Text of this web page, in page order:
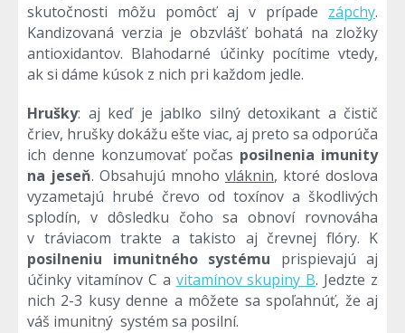
skutočnosti môžu pomôcť aj v prípade zápchy.
Kandizovaná verzia je obzvlášť bohatá na zložky
antioxidantov. Blahodarné účinky pocítime vtedy,
ak si dáme kúsok z nich pri každom jedle.
Hrušky: aj keď je jablko silný detoxikant a čistič
čriev, hrušky dokážu ešte viac, aj preto sa odporúča
ich denne konzumovať počas posilnenia imunity
na jeseň. Obsahujú mnoho vláknin, ktoré doslova
vyzametajú hrubé črevo od toxínov a škodlivých
splodín, v dôsledku čoho sa obnoví rovnováha
v tráviacom trakte a takisto aj črevnej flóry. K
posilneniu imunitného systému prispievajú aj
účinky vitamínov C a vitamínov skupiny B. Jedzte z
nich 2-3 kusy denne a môžete sa spoľahnúť, že aj
váš imunitný systém sa posilní.